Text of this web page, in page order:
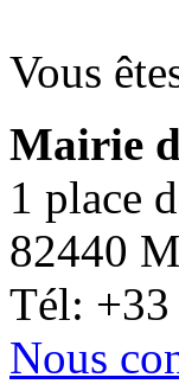
Vous
Mairie
1 place
82440
Tél: +33
Nous